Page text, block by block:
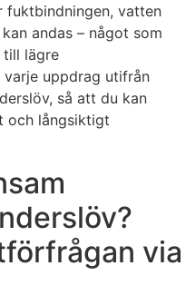
fuktbindningen, vatten
andas – något som
till lägre
varje uppdrag utifrån
så att du kan
och långsiktigt
via